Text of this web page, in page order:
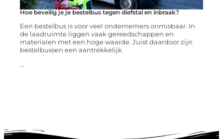
Hoe beveilig je je bestelbus tegen diefstal en inbraak?
Een bestelbus is voor veel ondernemers onmisbaar. In
de laadruimte liggen vaak gereedschappen en
materialen met een hoge waarde. Juist daardoor zijn
bestelbussen een aantrekkelijk
...